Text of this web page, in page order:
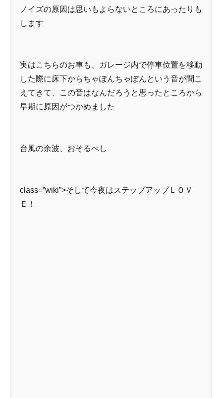
ノイズの原因は思いもよらないところにあったりも
します
実はこちらのお車も、ガレージ内で停車位置を移動
した際に床下からちゃぽんちゃぽんという音が聞こ
えてきて、この音はなんだろうと思ったところから
早期に原因がつかめました
台風の余波、おそるべし
class=”wiki”>そして今夜はステップアップＬＯＶ
Ｅ！